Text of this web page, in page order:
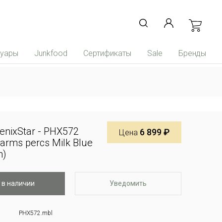
Junkfood Сертификаты Sale Бренды
- PHX572
percs Milk Blue
Цена 6 899 ₽
в наличии Уведомить
PHX572.mbl